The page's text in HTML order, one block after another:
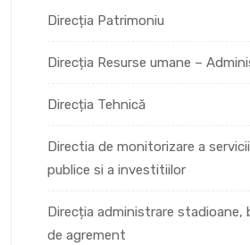
Direcția Patrimoniu
Direcția Resurse umane –
Direcția Tehnică
Directia de monitorizare a
publice si a investitiilor
Direcția administrare stadioane,
de agrement